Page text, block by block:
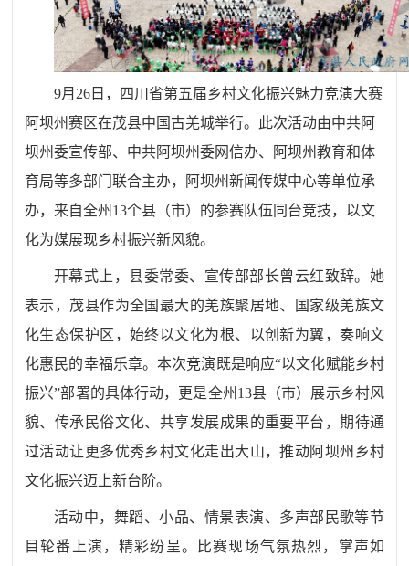
9月26日，四川省第五届乡村文化振兴魅力竞演大赛
阿坝州赛区在茂县中国古羌城举行。此次活动由中共阿
坝州委宣传部、中共阿坝州委网信办、阿坝州教育和体
育局等多部门联合主办，阿坝州新闻传媒中心等单位承
办，来自全州13个县（市）的参赛队伍同台竞技，以文
化为媒展现乡村振兴新风貌。
开幕式上，县委常委、宣传部部长曾云红致辞。她
表示，茂县作为全国最大的羌族聚居地、国家级羌族文
化生态保护区，始终以文化为根、以创新为翼，奏响文
化惠民的幸福乐章。本次竞演既是响应“以文化赋能乡村
振兴”部署的具体行动，更是全州13县（市）展示乡村风
貌、传承民俗文化、共享发展成果的重要平台，期待通
过活动让更多优秀乡村文化走出大山，推动阿坝州乡村
文化振兴迈上新台阶。
活动中，舞蹈、小品、情景表演、多声部民歌等节
目轮番上演，精彩纷呈。比赛现场气氛热烈，掌声如